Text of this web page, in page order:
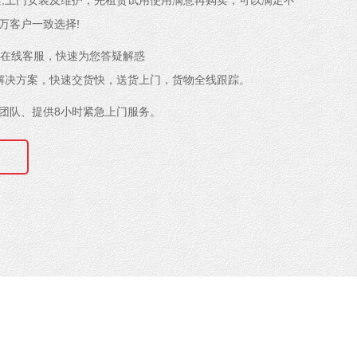
客户一致选择!
线客服，快速为您答疑解惑
方案，快速交货快，送货上门，货物全线跟踪。
队、提供8小时紧急上门服务。